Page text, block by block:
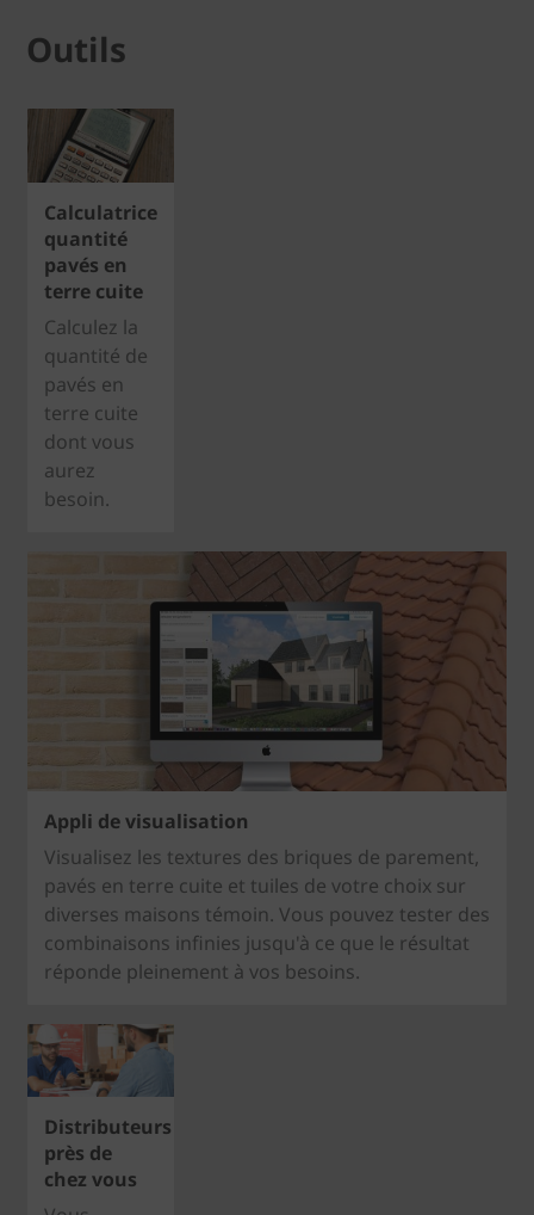
Outils
Calculatrice
quantité
pavés en
terre cuite
Calculez la
quantité de
pavés en
terre cuite
dont vous
aurez
besoin.
Appli de visualisation
Visualisez les textures des briques de parement,
pavés en terre cuite et tuiles de votre choix sur
diverses maisons témoin. Vous pouvez tester des
combinaisons infinies jusqu'à ce que le résultat
réponde pleinement à vos besoins.
Distributeurs
près de
chez vous